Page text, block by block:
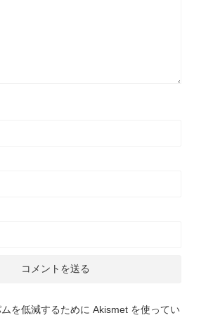
を低減するために Akismet を使ってい